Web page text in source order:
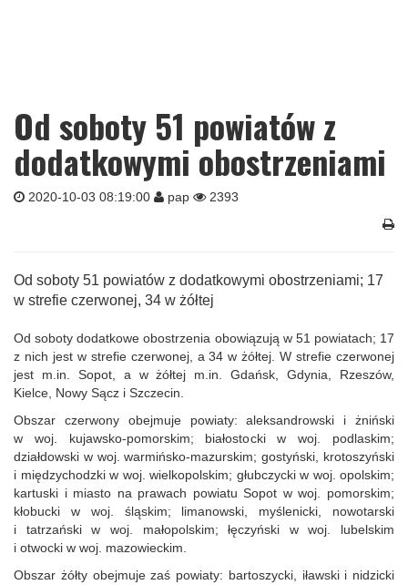
Od soboty 51 powiatów z
dodatkowymi obostrzeniami
2020-10-03 08:19:00 pap 2393
Od soboty 51 powiatów z dodatkowymi obostrzeniami; 17
w strefie czerwonej, 34 w żółtej
Od soboty dodatkowe obostrzenia obowiązują w 51 powiatach; 17
z nich jest w strefie czerwonej, a 34 w żółtej. W strefie czerwonej
jest m.in. Sopot, a w żółtej m.in. Gdańsk, Gdynia, Rzeszów,
Kielce, Nowy Sącz i Szczecin.
Obszar czerwony obejmuje powiaty: aleksandrowski i żniński
w woj. kujawsko-pomorskim; białostocki w woj. podlaskim;
działdowski w woj. warmińsko-mazurskim; gostyński, krotoszyński
i międzychodzki w woj. wielkopolskim; głubczycki w woj. opolskim;
kartuski i miasto na prawach powiatu Sopot w woj. pomorskim;
kłobucki w woj. śląskim; limanowski, myślenicki, nowotarski
i tatrzański w woj. małopolskim; łęczyński w woj. lubelskim
i otwocki w woj. mazowieckim.
Obszar żółty obejmuje zaś powiaty: bartoszycki, iławski i nidzicki